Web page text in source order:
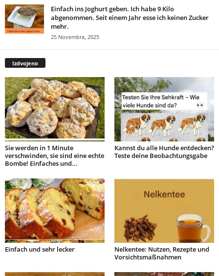
Einfach ins Joghurt geben. Ich habe 9 Kilo
abgenommen. Seit einem Jahr esse ich keinen Zucker
mehr.
25 Novembra, 2025
Izdvojeno
Sie werden in 1 Minute
verschwinden, sie sind eine echte
Bombe! Einfaches und...
Kannst du alle Hunde entdecken?
Teste deine Beobachtungsgabe
Einfach und sehr lecker
Nelkentee: Nutzen, Rezepte und
Vorsichtsmaßnahmen